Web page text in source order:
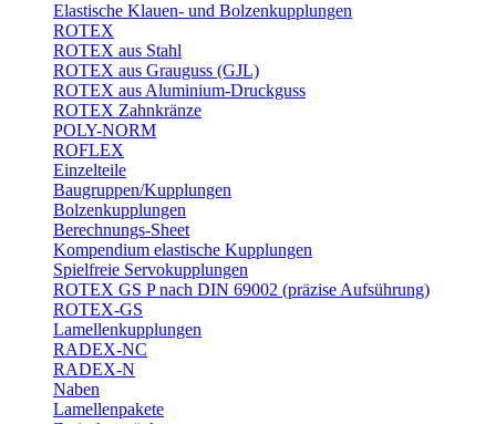
Elastische Klauen- und Bolzenkupplungen
ROTEX
ROTEX aus Stahl
ROTEX aus Grauguss (GJL)
ROTEX aus Aluminium-Druckguss
ROTEX Zahnkränze
POLY-NORM
ROFLEX
Einzelteile
Baugruppen/Kupplungen
Bolzenkupplungen
Berechnungs-Sheet
Kompendium elastische Kupplungen
Spielfreie Servokupplungen
ROTEX GS P nach DIN 69002 (präzise Aufsührung)
ROTEX-GS
Lamellenkupplungen
RADEX-NC
RADEX-N
Naben
Lamellenpakete